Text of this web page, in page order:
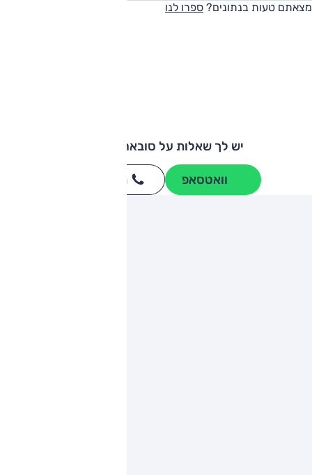
מצאתם טעות בנתונים? ספרו לנו
יש לך שאלות על סובארו פורסטר?
וואטסאפ חייגו
מותגים מתחרים